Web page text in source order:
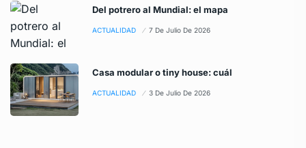
Del potrero al Mundial: el mapa
ACTUALIDAD 7 De Julio De 2026
Casa modular o tiny house: cuál
ACTUALIDAD 3 De Julio De 2026